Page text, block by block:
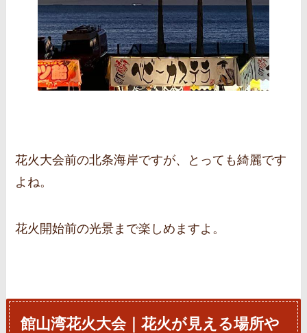
花火大会前の北条海岸ですが、とっても綺麗です
よね。
花火開始前の光景まで楽しめますよ。
館山湾花火大会｜花火が見える場所や